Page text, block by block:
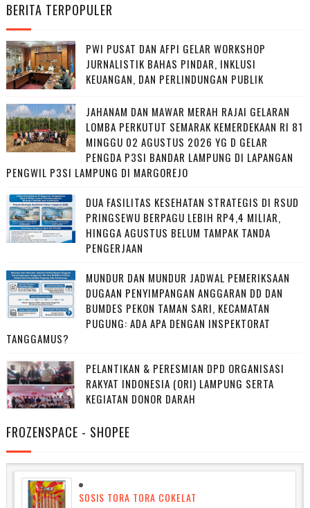
BERITA TERPOPULER
PWI PUSAT DAN AFPI GELAR WORKSHOP
JURNALISTIK BAHAS PINDAR, INKLUSI
KEUANGAN, DAN PERLINDUNGAN PUBLIK
JAHANAM DAN MAWAR MERAH RAJAI GELARAN
LOMBA PERKUTUT SEMARAK KEMERDEKAAN RI 81
MINGGU 02 AGUSTUS 2026 YG D GELAR
PENGDA P3SI BANDAR LAMPUNG DI LAPANGAN
PENGWIL P3SI LAMPUNG DI MARGOREJO
DUA FASILITAS KESEHATAN STRATEGIS DI RSUD
PRINGSEWU BERPAGU LEBIH RP4,4 MILIAR,
HINGGA AGUSTUS BELUM TAMPAK TANDA
PENGERJAAN
MUNDUR DAN MUNDUR JADWAL PEMERIKSAAN
DUGAAN PENYIMPANGAN ANGGARAN DD DAN
BUMDES PEKON TAMAN SARI, KECAMATAN
PUGUNG: ADA APA DENGAN INSPEKTORAT
TANGGAMUS?
PELANTIKAN & PERESMIAN DPD ORGANISASI
RAKYAT INDONESIA (ORI) LAMPUNG SERTA
KEGIATAN DONOR DARAH
FROZENSPACE - SHOPEE
SOSIS TORA TORA COKELAT